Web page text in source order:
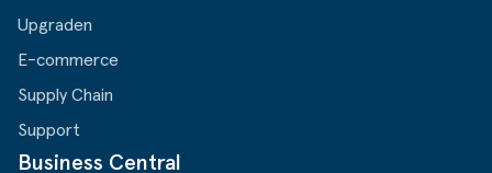
Upgraden
E-commerce
Supply Chain
Support
Business Central